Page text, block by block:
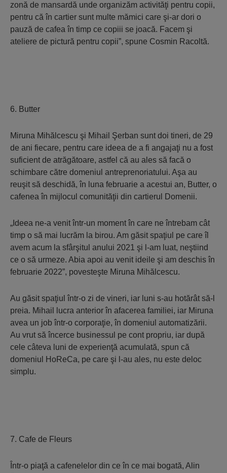
zonă de mansardă unde organizăm activităţi pentru copii,
pentru că în cartier sunt multe mămici care şi-ar dori o
pauză de cafea în timp ce copiii se joacă. Facem şi
ateliere de pictură pentru copii”, spune Cosmin Racoltă.
6. Butter
Miruna Mihălcescu şi Mihail Şerban sunt doi tineri, de 29
de ani fiecare, pentru care ideea de a fi angajaţi nu a fost
suficient de atrăgătoare, astfel că au ales să facă o
schimbare către domeniul antreprenoriatului. Aşa au
reuşit să deschidă, în luna februarie a acestui an, Butter, o
cafenea în mijlocul comunităţii din cartierul Domenii.
„Ideea ne-a venit într-un moment în care ne întrebam cât
timp o să mai lucrăm la birou. Am găsit spaţiul pe care îl
avem acum la sfârşitul anului 2021 şi l-am luat, neştiind
ce o să urmeze. Abia apoi au venit ideile şi am deschis în
februarie 2022”, povesteşte Miruna Mihălcescu.
Au găsit spaţiul într-o zi de vineri, iar luni s-au hotărât să-l
preia. Mihail lucra anterior în afacerea familiei, iar Miruna
avea un job într-o corporaţie, în domeniul automatizării.
Au vrut să încerce businessul pe cont propriu, iar după
cele câteva luni de experienţă acumulată, spun că
domeniul HoReCa, pe care şi l-au ales, nu este deloc
simplu.
7. Cafe de Fleurs
Într-o piaţă a cafenelelor din ce în ce mai bogată, Alin